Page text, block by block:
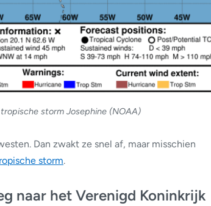
storm Josephine (NOAA)
Dan zwakt ze snel af, maar misschien
storm.
naar het Verenigd Koninkrijk